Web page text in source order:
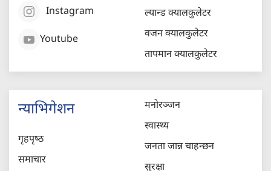
Instagram
Youtube
ल्यान्ड क्यालकुलेटर
वजन क्यालकुलेटर
तापमान क्यालकुलेटर
न्याभिगेशन
गृहपृष्‍ठ
समाचार
मनोरञ्जन
स्वास्थ्य
जनता जान्न चाहन्छन
सुरक्षा